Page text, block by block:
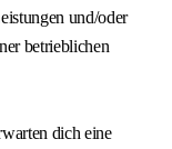
und/oder
betrieblichen
dich eine